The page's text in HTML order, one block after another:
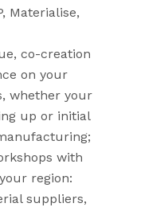
Materialise,
co-creation
on your
whether your
up or initial
with
region:
suppliers,